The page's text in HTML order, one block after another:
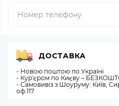
ДОСТАВКА
- Новою поштою по Україні
- Кур'єром по Києву –
- Самовивіз з Шоуруму: Київ,
оф.117